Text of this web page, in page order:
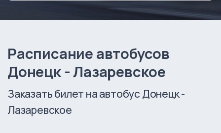
Расписание автобусов
Донецк - Лазаревское
Заказать билет на автобус Донецк -
Лазаревское